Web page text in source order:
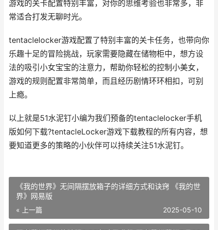
游戏的关卡配置特别丰富，对你的思维考验也非常多，非
常适合打发无聊时光。
tentaclelocker游戏配置了特别丰富的关卡任务，也带向你
乐趣十足的冒险挑战，玩家需要隐藏在储物柜中，想方设
法的吸引小女宝宝的注意力，帮助你轻松的控制小美女，
游戏的规则配置非常简单，而且经历剧情环环相扣，可别
上瘾。
以上就是51水泥钉小编为我们预备的tentaclelocker手机
版如何下载?tentacleLocker游戏下载教程的所有内容，想
要知道更多的策略的小伙伴可以持续关注51水泥钉。
《我的世界》无间隔摆放箱子的详细方式和诀窍 《我的世
界》网易版
« 上一篇 2025-05-10